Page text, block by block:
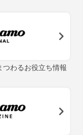
わるお役立ち情報